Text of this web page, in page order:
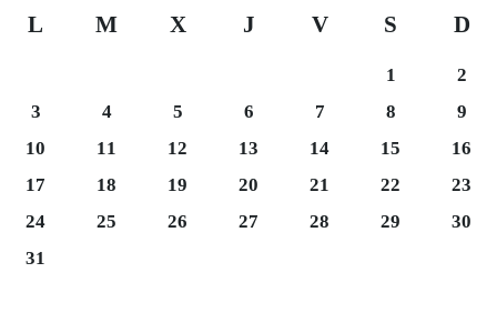
L M X J V S D
Larunbata 1
1
2
Astelehena 3
3 Asteartea 4
4 Asteazkena 5
5 Osteguna 6
6 Ostirala 7
7 Larunbata 8
8
9
Astelehena 10
10 Asteartea 11
11 Asteazkena 12
12 Osteguna 13
13 Ostirala 14
14 Larunbata 15
15
16
Astelehena 17
17 Asteartea 18
18 Asteazkena 19
19 Osteguna 20
20 Ostirala 21
21 Larunbata 22
22
23
Astelehena 24
24 Asteartea 25
25 Asteazkena 26
26 Osteguna 27
27 Ostirala 28
28 Larunbata 29
29
30
Astelehena 31
31